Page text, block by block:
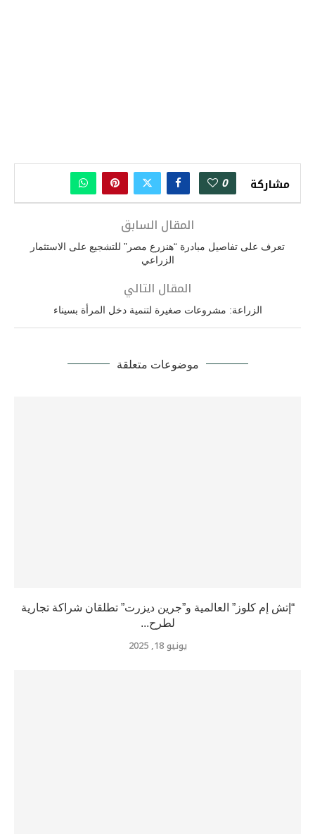
مشاركة 0
المقال السابق
تعرف على تفاصيل مبادرة “هنزرع مصر” للتشجيع على الاستثمار
الزراعي
المقال التالي
الزراعة: مشروعات صغيرة لتنمية دخل المرأة بسيناء
موضوعات متعلقة
“إتش إم كلوز” العالمية و”جرين ديزرت” تطلقان شراكة تجارية
لطرح...
يونيو 18, 2025